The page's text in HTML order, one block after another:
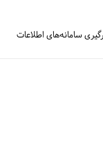
سامانه‌های اطلاعات